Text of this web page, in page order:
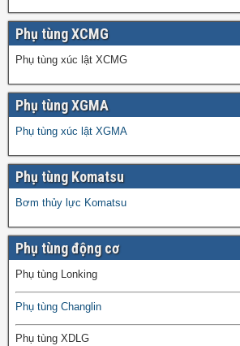
Phụ tùng XCMG
Phụ tùng xúc lật XCMG
Phụ tùng XGMA
Phụ tùng xúc lật XGMA
Phụ tùng Komatsu
Bơm thủy lực Komatsu
Phụ tùng động cơ
Phụ tùng Lonking
Phụ tùng Changlin
Phụ tùng XDLG